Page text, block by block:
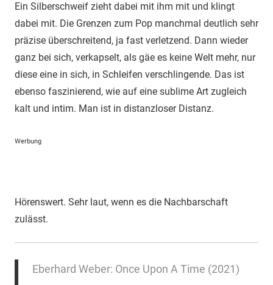
Ein Silberschweif zieht dabei mit ihm mit und klingt
dabei mit. Die Grenzen zum Pop manchmal deutlich sehr
präzise überschreitend, ja fast verletzend. Dann wieder
ganz bei sich, verkapselt, als gäe es keine Welt mehr, nur
diese eine in sich, in Schleifen verschlingende. Das ist
ebenso faszinierend, wie auf eine sublime Art zugleich
kalt und intim. Man ist in distanzloser Distanz.
Werbung
Hörenswert. Sehr laut, wenn es die Nachbarschaft
zulässt.
Eberhard Weber: Once Upon A Time (2021)